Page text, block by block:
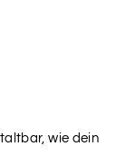
wie dein